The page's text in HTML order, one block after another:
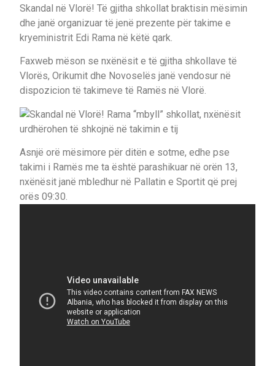
Skandal në Vlorë! Të gjitha shkollat braktisin mësimin
dhe janë organizuar të jenë prezente për takime e
kryeministrit Edi Rama në këtë qark.
Faxweb mëson se nxënësit e të gjitha shkollave të
Vlorës, Orikumit dhe Novoselës janë vendosur në
dispozicion të takimeve të Ramës në Vlorë.
Asnjë orë mësimore për ditën e sotme, edhe pse
takimi i Ramës me ta është parashikuar në orën 13,
nxënësit janë mbledhur në Pallatin e Sportit që prej
orës 09:30.